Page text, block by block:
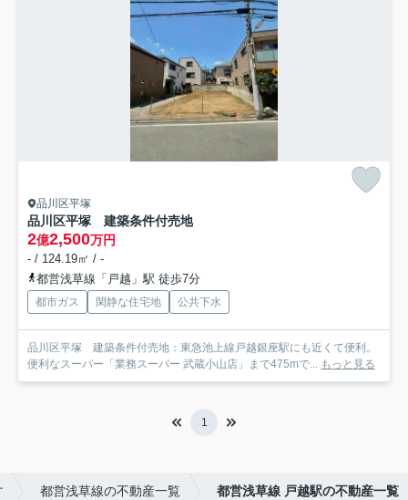
品川区平塚
品川区平塚 建築条件付売地
2億2,500万円
- / 124.19㎡ / -
都営浅草線「戸越」駅 徒歩7分
都市ガス 閑静な住宅地 公共下水
品川区平塚 建築条件付売地：東急池上線戸越銀座駅にも近くて便利。
便利なスーパー「業務スーパー 武蔵小山店」まで475mで... もっと見る
1
都営浅草線の不動産一覧 都営浅草線 戸越駅の不動産一覧